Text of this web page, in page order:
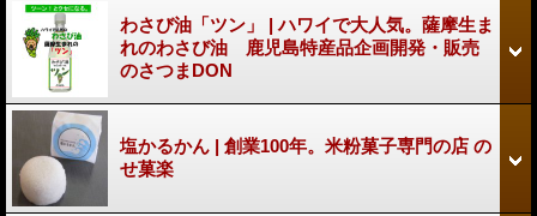
わさび油「ツン」 | ハワイで大人気。薩摩生ま
れのわさび油 鹿児島特産品企画開発・販売
のさつまDON
塩かるかん | 創業100年。米粉菓子専門の店 の
せ菓楽